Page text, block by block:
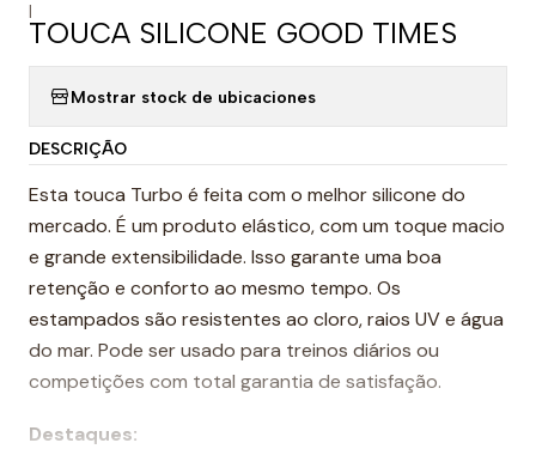
|
TOUCA SILICONE GOOD TIMES
Mostrar stock de ubicaciones
DESCRIÇÃO
Esta touca Turbo é feita com o melhor silicone do
mercado. É um produto elástico, com um toque macio
e grande extensibilidade. Isso garante uma boa
retenção e conforto ao mesmo tempo. Os
estampados são resistentes ao cloro, raios UV e água
do mar. Pode ser usado para treinos diários ou
competições com total garantia de satisfação.
Destaques: